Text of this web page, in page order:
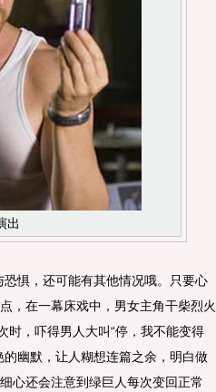
出
惧，还可能有其他情况哦。只要心
，在一幕床戏中，男女主角干柴烈火
时，吓得男人大叫“停，我不能变得
幽默，让人糊想连篇之余，明白做
心还会注意到绿巨人每次变回正常